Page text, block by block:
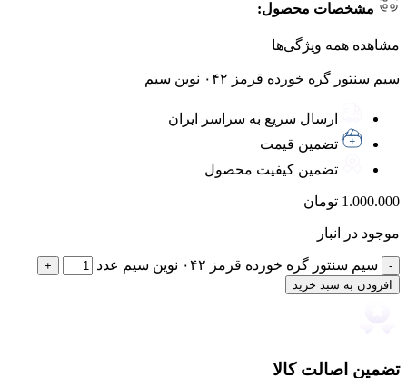
مشخصات محصول:
مشاهده همه ویژگی‌ها
سیم سنتور گره خورده قرمز ۰۴۲ نوین سیم
ارسال سریع به سراسر ایران
تضمین قیمت
تضمین کیفیت محصول
1.000.000 تومان
موجود در انبار
سیم سنتور گره خورده قرمز ۰۴۲ نوین سیم عدد
افزودن به سبد خرید
تضمین اصالت کالا